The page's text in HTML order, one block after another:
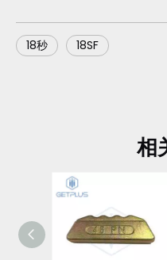
18秒 18SF
相